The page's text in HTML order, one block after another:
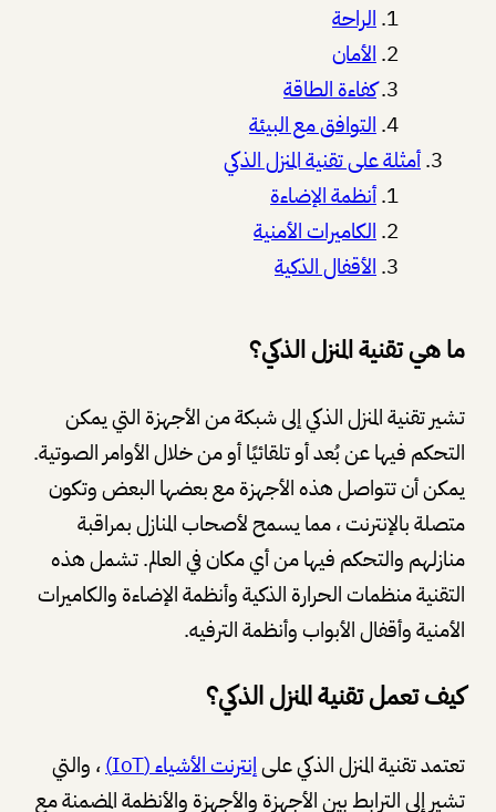
الراحة
الأمان
كفاءة الطاقة
التوافق مع البيئة
أمثلة على تقنية المنزل الذكي
أنظمة الإضاءة
الكاميرات الأمنية
الأقفال الذكية
ما هي تقنية المنزل الذكي؟
تشير تقنية المنزل الذكي إلى شبكة من الأجهزة التي يمكن
التحكم فيها عن بُعد أو تلقائيًا أو من خلال الأوامر الصوتية.
يمكن أن تتواصل هذه الأجهزة مع بعضها البعض وتكون
متصلة بالإنترنت ، مما يسمح لأصحاب المنازل بمراقبة
منازلهم والتحكم فيها من أي مكان في العالم. تشمل هذه
التقنية منظمات الحرارة الذكية وأنظمة الإضاءة والكاميرات
الأمنية وأقفال الأبواب وأنظمة الترفيه.
كيف تعمل تقنية المنزل الذكي؟
تعتمد تقنية المنزل الذكي علىإنترنت الأشياء (IoT)
، والتي
تشير إلى الترابط بين الأجهزة والأجهزة والأنظمة المضمنة مع